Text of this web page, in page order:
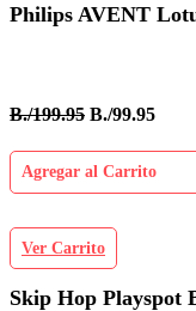
Philips AVENT
B./199.95 B./99.95
Agregar al Carrito
Ver Carrito
Skip Hop Playspot